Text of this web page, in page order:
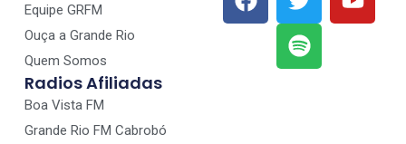
Equipe GRFM
Ouça a Grande Rio
Quem Somos
Radios Afiliadas
Boa Vista FM
Grande Rio FM Cabrobó